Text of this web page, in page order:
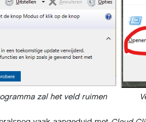
zal het veld ruimen